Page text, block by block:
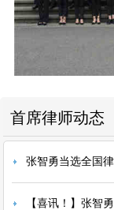
首席律师动态
张智勇当选全国
【喜讯！】张智